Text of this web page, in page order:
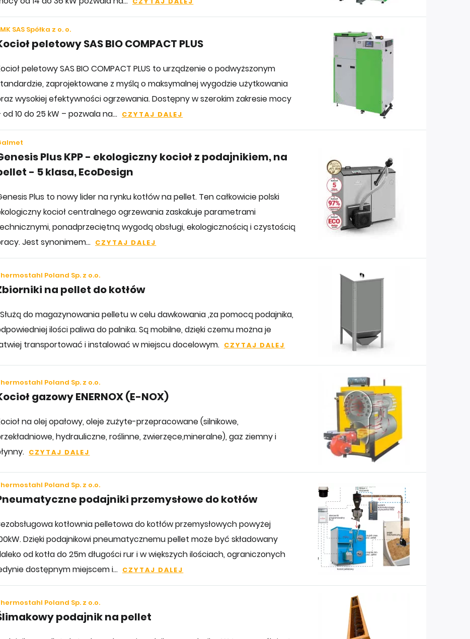
SAS Spółka z o. o.
peletowy SAS BIO COMPACT PLUS
peletowy SAS BIO COMPACT PLUS to urządzenie o podwyższonym
zaprojektowane z myślą o maksymalnej wygodzie użytkowania
wysokiej efektywności ogrzewania. Dostępny w szerokim zakresie mocy
od 10 do 25 kW – pozwala na... CZYTAJ DALEJ
Plus KPP - ekologiczny kocioł z podajnikiem, na
- 5 klasa, EcoDesign
Plus to nowy lider na rynku kotłów na pellet. Ten całkowicie polski
kocioł centralnego ogrzewania zaskakuje parametrami
ponadprzeciętną wygodą obsługi, ekologicznością i czystością
Jest synonimem... CZYTAJ DALEJ
Poland Sp. z o.o.
na pellet do kotłów
Służą do magazynowania pelletu w celu dawkowania ,za pomocą podajnika,
ilości paliwa do palnika. Są mobilne, dzięki czemu można je
transportować i instalować w miejscu docelowym. CZYTAJ DALEJ
Poland Sp. z o.o.
gazowy ENERNOX (E-NOX)
na olej opałowy, oleje zużyte-przepracowane (silnikowe,
hydrauliczne, roślinne, zwierzęce,mineralne), gaz ziemny i
CZYTAJ DALEJ
Poland Sp. z o.o.
podajniki przemysłowe do kotłów
kotłownia pelletowa do kotłów przemysłowych powyżej
Dzięki podajnikowi pneumatycznemu pellet może być składowany
od kotła do 25m długości rur i w większych ilościach, ograniczonych
dostępnym miejscem i... CZYTAJ DALEJ
Poland Sp. z o.o.
podajnik na pellet